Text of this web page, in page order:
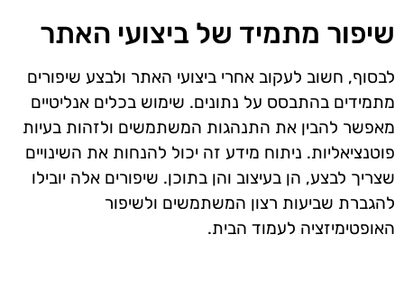
שיפור מתמיד של ביצועי האתר
לבסוף, חשוב לעקוב אחרי ביצועי האתר ולבצע שיפורים
מתמידים בהתבסס על נתונים. שימוש בכלים אנליטיים
מאפשר להבין את התנהגות המשתמשים ולזהות בעיות
פוטנציאליות. ניתוח מידע זה יכול להנחות את השינויים
שצריך לבצע, הן בעיצוב והן בתוכן. שיפורים אלה יובילו
להגברת שביעות רצון המשתמשים ולשיפור
האופטימיזציה לעמוד הבית.